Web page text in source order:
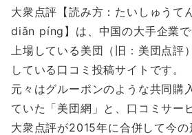
大衆点評【読み方：たいしゅう
diǎn píng】は、中国の大手企業
上場している美団（旧：美団点評
している口コミ投稿サイトです。
元々はグルーポンのような共同購
ていた「美団網」と、口コミサー
大衆点評が2015年に合併して今の